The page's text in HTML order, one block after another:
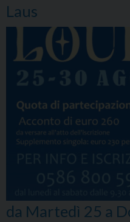
Laus
da Martedì 25 a